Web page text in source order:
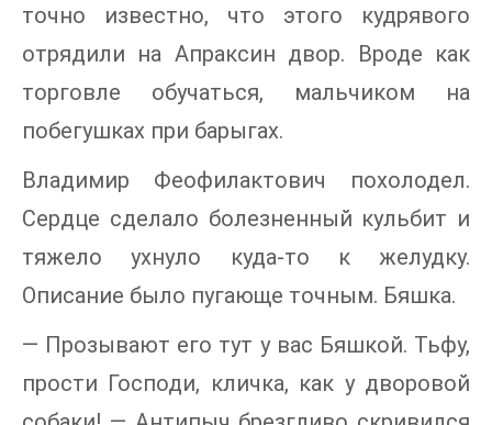
точно известно, что этого кудрявого
отрядили на Апраксин двор. Вроде как
торговле обучаться, мальчиком на
побегушках при барыгах.
Владимир Феофилактович похолодел.
Сердце сделало болезненный кульбит и
тяжело ухнуло куда-то к желудку.
Описание было пугающе точным. Бяшка.
— Прозывают его тут у вас Бяшкой. Тьфу,
прости Господи, кличка, как у дворовой